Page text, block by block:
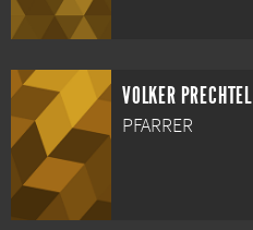
VOLKER PRECHTEL
PFARRER